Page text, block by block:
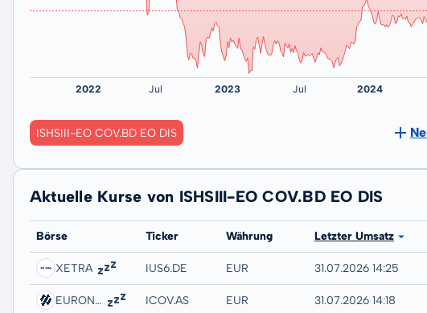
ISHSIII-EO COV.BD EO DIS
Aktuelle Kurse von ISHSIII-EO COV.BD EO DIS
Börse Ticker Währung Letzter Umsatz
XETRA IUS6.DE EUR 31.07.2026 14:25
EURONEXT - EURONEXT AMSTERDAM ICOV.AS EUR 31.07.2026 14:18